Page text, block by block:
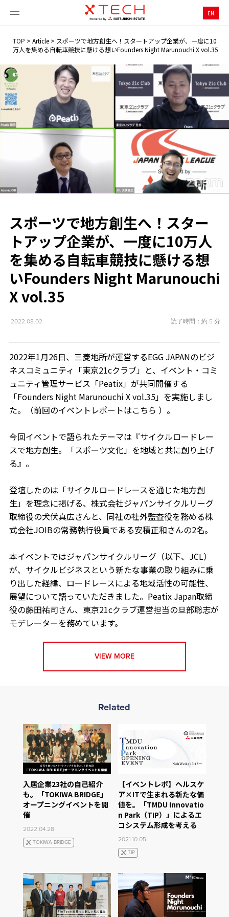
EN
TOP > Article > スポーツで地方創生へ！スタートアップ企業が、一度に10
万人を集める自転車競技に懸ける想い――Founders Night Marunouchi X vol.35
スポーツで地方創生へ！スター
トアップ企業が、一度に10万人
を集める自転車競技に懸ける想
い――Founders Night Marunouchi
X vol.35
2022.08.02 読了時間：約 5 分
2022年1月26日、三菱地所が運営するEGG JAPANのビジ
ネスコミュニティ「東京21cクラブ」と、イベント・コミ
ュニティ管理サービス「Peatix」が共同開催する
「Founders Night Marunouchi X vol.35」を実施しまし
た。（前回のイベントレポートはこちら ）。
今回イベントで語られたテーマは『サイクルロードレー
スで地方創生。「スポーツ文化」を地域と共に創り上げ
る』。
登壇したのは「サイクルロードレースを通じた地方創
生」を理念に掲げる、株式会社ジャパンサイクルリーグ
取締役の犬伏真広さんと、同社の社外監査役を務める株
式会社JOIBの常務執行役員である安積正和さんの2名。
本イベントではジャパンサイクルリーグ（以下、JCL）
が、サイクルビジネスという新たな事業の取り組みに乗
り出した経緯、ロードレースによる地域活性の可能性、
展望について語っていただきました。Peatix Japan取締
役の藤田祐司さん、東京21cクラブ運営担当の旦部聡志が
モデレーターを務めています。
VIEW MORE
Related
入居企業23社の自己紹介
も。「TOKIWA BRIDGE」
オープニングイベントを開
催
2022.04.28
TOKIWA BRIDGE
【イベントレポ】ヘルスケ
ア×ITで生まれる新たな価
値を。「TMDU Innovatio
n Park（TIP）」によるエ
コシステム形成を考える
2021.10.05
TIP